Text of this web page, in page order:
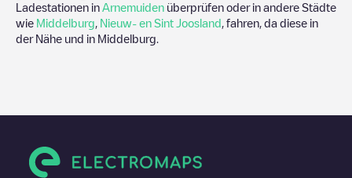
Ladestationen in Arnemuiden überprüfen oder in andere Städte
wie Middelburg Nieuw- en Sint Joosland , fahren, da diese in
der Nähe und in Middelburg